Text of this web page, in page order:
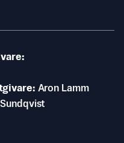
Aron Lamm
Sundqvist